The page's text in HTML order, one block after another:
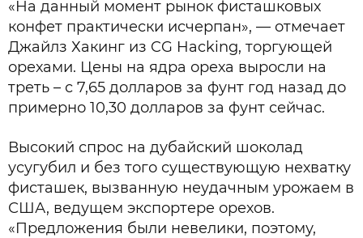
«На данный момент рынок фисташковых
конфет практически исчерпан», — отмечает
Джайлз Хакинг из CG Hacking, торгующей
орехами. Цены на ядра ореха выросли на
треть – с 7,65 долларов за фунт год назад до
примерно 10,30 долларов за фунт сейчас.
Высокий спрос на дубайский шоколад
усугубил и без того существующую нехватку
фисташек, вызванную неудачным урожаем в
США, ведущем экспортере орехов.
«Предложения были невелики, поэтому,